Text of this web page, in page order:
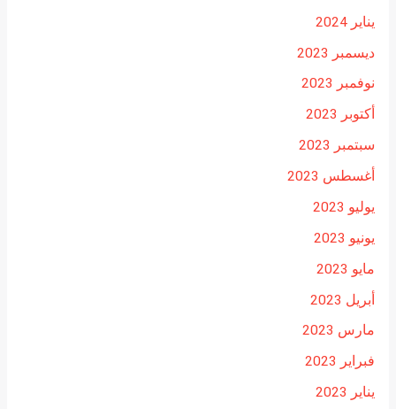
يناير 2024
ديسمبر 2023
نوفمبر 2023
أكتوبر 2023
سبتمبر 2023
أغسطس 2023
يوليو 2023
يونيو 2023
مايو 2023
أبريل 2023
مارس 2023
فبراير 2023
يناير 2023